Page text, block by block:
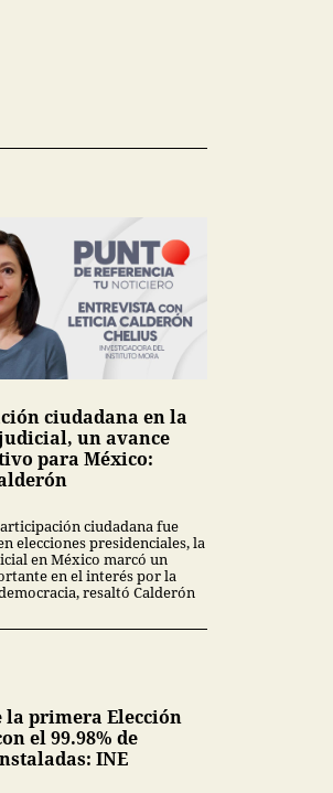
ciudadana en la
un avance
para México:
ciudadana fue
elecciones presidenciales, la
en México marcó un
en el interés por la
resaltó Calderón
la primera Elección
el 99.98% de
INE